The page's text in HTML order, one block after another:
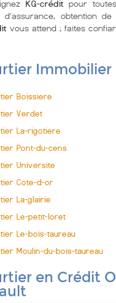
KG-crédit pour
d’assurance, obtention
vous attend ; faites
Immobilier
Boissiere
Verdet
La-rigotiere
Pont-du-cens
Universite
Cote-d-or
La-glairie
Le-petit-loret
Le-bois-taureau
Moulin-du-bois-taureau
en Crédit